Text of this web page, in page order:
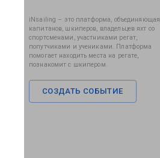
iNsailing – это платформа, объединяющая
капитанов, шкиперов, владельцев яхт со
спортсменами, участниками регат,
попутчиками и учениками. Платформа
помогает находить места на регате,
познакомит с шкипером.
СОЗДАТЬ СОБЫТИЕ